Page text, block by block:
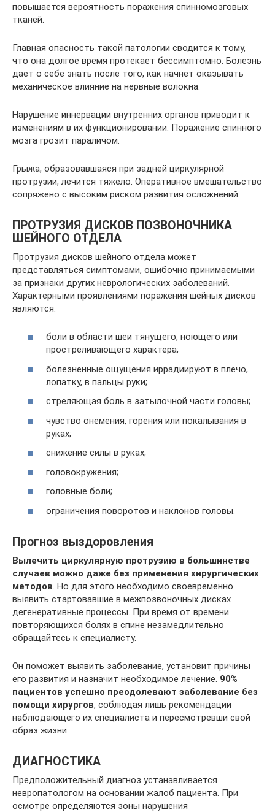
повышается вероятность поражения спинномозговых
тканей.
Главная опасность такой патологии сводится к тому,
что она долгое время протекает бессимптомно. Болезнь
дает о себе знать после того, как начнет оказывать
механическое влияние на нервные волокна.
Нарушение иннервации внутренних органов приводит к
изменениям в их функционировании. Поражение спинного
мозга грозит параличом.
Грыжа, образовавшаяся при задней циркулярной
протрузии, лечится тяжело. Оперативное вмешательство
сопряжено с высоким риском развития осложнений.
ПРОТРУЗИЯ ДИСКОВ ПОЗВОНОЧНИКА
ШЕЙНОГО ОТДЕЛА
Протрузия дисков шейного отдела может
представляться симптомами, ошибочно принимаемыми
за признаки других неврологических заболеваний.
Характерными проявлениями поражения шейных дисков
являются:
боли в области шеи тянущего, ноющего или
простреливающего характера;
болезненные ощущения иррадиируют в плечо,
лопатку, в пальцы руки;
стреляющая боль в затылочной части головы;
чувство онемения, горения или покалывания в
руках;
снижение силы в руках;
головокружения;
головные боли;
ограничения поворотов и наклонов головы.
Прогноз выздоровления
Вылечить циркулярную протрузию в большинстве
случаев можно даже без применения хирургических
методов . Но для этого необходимо своевременно
выявить стартовавшие в межпозвоночных дисках
дегенеративные процессы. При время от времени
повторяющихся болях в спине незамедлительно
обращайтесь к специалисту.
Он поможет выявить заболевание, установит причины
его развития и назначит необходимое лечение. 90%
пациентов успешно преодолевают заболевание без
помощи хирургов, соблюдая лишь рекомендации
наблюдающего их специалиста и пересмотревши свой
образ жизни.
ДИАГНОСТИКА
Предположительный диагноз устанавливается
невропатологом на основании жалоб пациента. При
осмотре определяются зоны нарушения